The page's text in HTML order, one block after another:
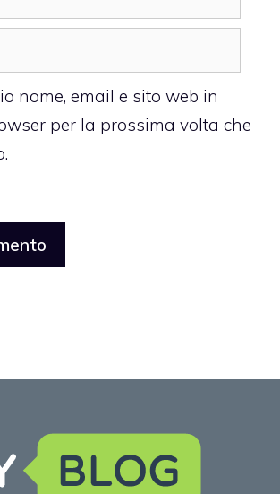
nome, email e sito web in
per la prossima volta che